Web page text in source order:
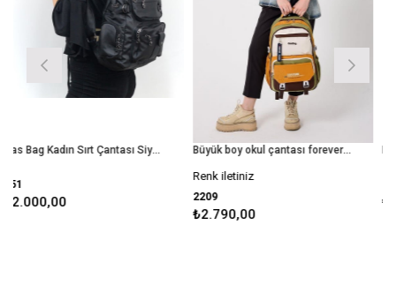
Nas Bag Kadın Sırt Çantası Siyah Yıkamalı Büyük boy okul çantası forever young okul çantası unisex modem
Renk iletiniz
₺2.790,00
₺1.790,00